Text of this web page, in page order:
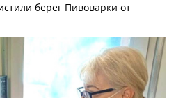
берег Пивоварки от